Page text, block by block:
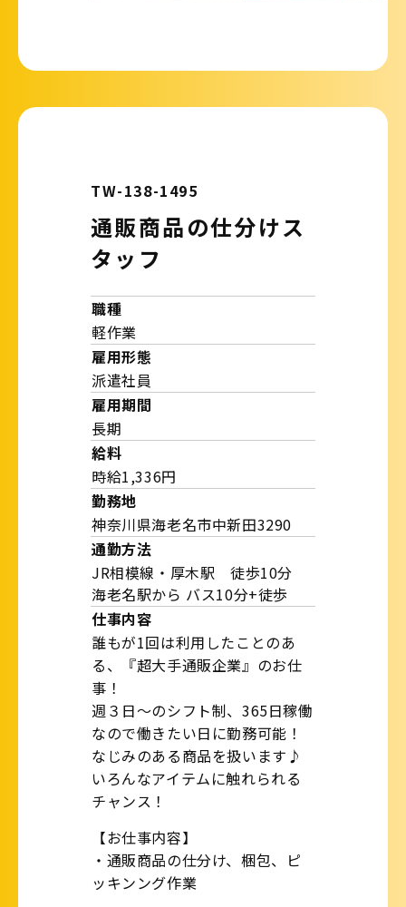
TW-138-1495
通販商品の仕分けス
タッフ
職種
軽作業
雇用形態
派遣社員
雇用期間
長期
給料
時給1,336円
勤務地
神奈川県海老名市中新田3290
通勤方法
JR相模線・厚木駅 徒歩10分
海老名駅から バス10分+徒歩
仕事内容
誰もが1回は利用したことのあ
る、『超大手通販企業』のお仕
事！
週３日～のシフト制、365日稼働
なので働きたい日に勤務可能！
なじみのある商品を扱います♪
いろんなアイテムに触れられる
チャンス！
【お仕事内容】
・通販商品の仕分け、梱包、ピ
ッキンング作業